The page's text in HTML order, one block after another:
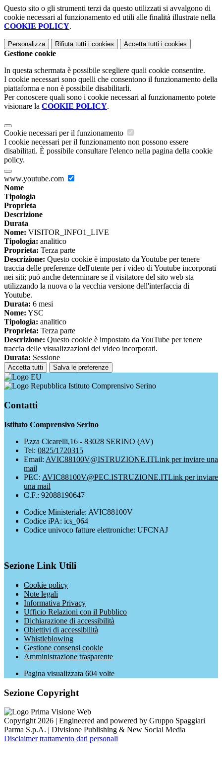
Questo sito o gli strumenti terzi da questo utilizzati si avvalgono di
cookie necessari al funzionamento ed utili alle finalità illustrate nella
COOKIE POLICY.
Personalizza Rifiuta tutti i cookies Accetta tutti i cookies
Gestione cookie
In questa schermata è possibile scegliere quali cookie consentire.
I cookie necessari sono quelli che consentono il funzionamento della
piattaforma e non è possibile disabilitarli.
Per conoscere quali sono i cookie necessari al funzionamento potete
visionare la COOKIE POLICY.
Cookie necessari per il funzionamento
I cookie necessari per il funzionamento non possono essere
disabilitati. È possibile consultare l'elenco nella pagina della cookie
policy.
www.youtube.com
Nome
Tipologia
Proprieta
Descrizione
Durata
Nome: VISITOR_INFO1_LIVE
Tipologia: analitico
Proprieta: Terza parte
Descrizione: Questo cookie è impostato da Youtube per tenere
traccia delle preferenze dell'utente per i video di Youtube incorporati
nei siti; può anche determinare se il visitatore del sito web sta
utilizzando la nuova o la vecchia versione dell'interfaccia di
Youtube.
Durata: 6 mesi
Nome: YSC
Tipologia: analitico
Proprieta: Terza parte
Descrizione: Questo cookie è impostato da YouTube per tenere
traccia delle visualizzazioni dei video incorporati.
Durata: Sessione
Accetta tutti Salva le preferenze
Istituto Comprensivo Serino
Contatti
Istituto Comprensivo Serino
P.zza Cicarelli,16 - 83028 SERINO (AV)
Tel: 0825/1720315
Email: AVIC88100V@ISTRUZIONE.ITLink per inviare una
mail
PEC: AVIC88100V@PEC.ISTRUZIONE.ITLink per inviare
una mail
C.F.: 92088190647
Codice Ministeriale: AVIC88100V
Codice iPA: ics_064
Codice univoco fatture elettroniche: UFCNAJ
Sezione Link Utili
Cookie policy
Note legali
Informativa Privacy
Ufficio Relazioni con il Pubblico
Dichiarazione di accessibilità
Obiettivi di accessibilità
Whistleblowing
Gestione consensi cookie
Amministrazione trasparente
Pagina visualizzata 604 volte
Sezione Copyright
Copyright 2026 | Engineered and powered by Gruppo Spaggiari
Parma S.p.A. | Divisione Publishing & New Social Media
Disclaimer trattamento dati personali